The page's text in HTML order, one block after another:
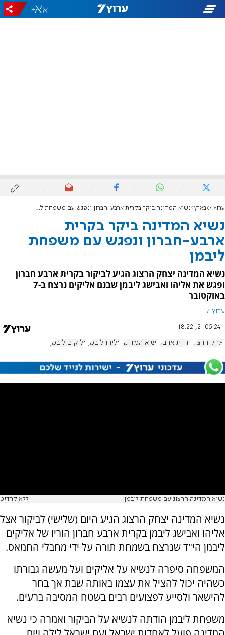
-
+
ערוץ 7 בארץ נשיא המדינה ביקר בקרית ארבע-חברון ונפגש עם משפחת ליבמן
נשיא המדינה ביקר בקרית
ארבע-חברון ונפגש עם משפחת
ליבמן
נשיא המדינה יצחק הרצוג הגיע לביקור בקרית ארבע חברון
ופגש את אליהו ואבישג ליבמן שבנם אליקים נרצח ב-7
באוקטובר
ערוץ 7
21.05.24, 18:22
יצחק הרצוג קריית ארבע נשיא המדינה אליהו ליבמן אליקים ליבמן
נשיא המדינה הרצוג עם משפחת ליבמן ללא קרדיט
נשיא המדינה יצחק הרצוג הגיע היום (שלישי) לביקור אצל
אליהו ואבישג ליבמן בקרית ארבע חברון הוריו של אליקים
ליבמן הי"ד שנרצח בשמחת תורה על ידי מחבלי החמאס.
המשפחה סיפרה לנשיא על אליקים ועל מעשה גבורתו
כשהיה יכול להציל את עצמו באותה שבת אך בחר
להישאר ולסייע לפצועים רבים בשטח המסיבה ברעים.
משפחת ליבמן הודתה לנשיא על הביקור ואמרה כי נשיא